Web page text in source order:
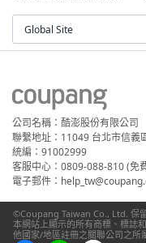
Global Site
公司名稱：酷澎股份有限公司
聯繫地址：11049 台北市信義
統編：91002999
客服中心：0809-088-810 (免
電子郵件：
©Coupang Taiwan Co., Ltd. 保
本網站上顯示的所有商標、標誌
他國家/地區註冊之關聯公司之所